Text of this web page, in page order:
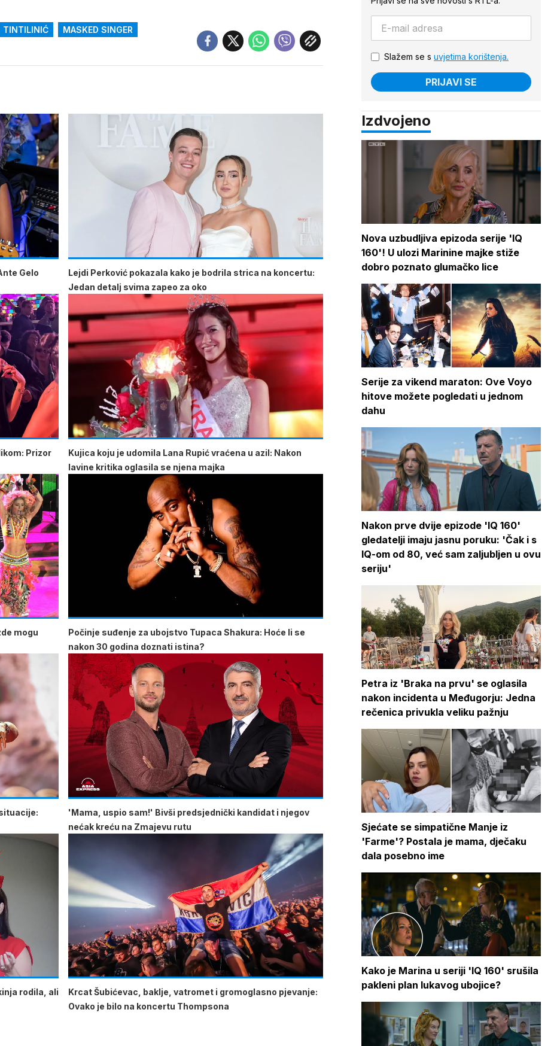
TINTILINIĆ
MASKED SINGER
Gelo
Lejdi Perković pokazala kako je bodrila strica na koncertu:
Jedan detalj svima zapeo za oko
Prizor
Kujica koju je udomila Lana Rupić vraćena u azil: Nakon
lavine kritika oglasila se njena majka
mogu
Počinje suđenje za ubojstvo Tupaca Shakura: Hoće li se
nakon 30 godina doznati istina?
'Mama, uspio sam!' Bivši predsjednički kandidat i njegov
nećak kreću na Zmajevu rutu
rodila, ali
Krcat Šubićevac, baklje, vatromet i gromoglasno pjevanje:
Ovako je bilo na koncertu Thompsona
Slažem se s uvjetima korištenja.
PRIJAVI SE
Izdvojeno
Nova uzbudljiva epizoda serije 'IQ
160'! U ulozi Marinine majke stiže
dobro poznato glumačko lice
Serije za vikend maraton: Ove Voyo
hitove možete pogledati u jednom
dahu
Nakon prve dvije epizode 'IQ 160'
gledatelji imaju jasnu poruku: 'Čak i s
IQ-om od 80, već sam zaljubljen u ovu
seriju'
Petra iz 'Braka na prvu' se oglasila
nakon incidenta u Međugorju: Jedna
rečenica privukla veliku pažnju
Sjećate se simpatične Manje iz
'Farme'? Postala je mama, dječaku
dala posebno ime
Kako je Marina u seriji 'IQ 160' srušila
pakleni plan lukavog ubojice?